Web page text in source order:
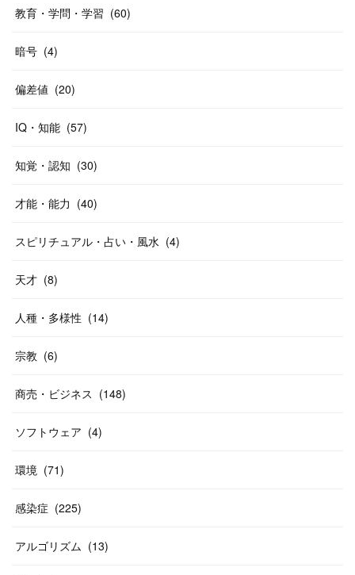
教育・学問・学習 (60)
暗号 (4)
偏差値 (20)
IQ・知能 (57)
知覚・認知 (30)
才能・能力 (40)
スピリチュアル・占い・風水 (4)
天才 (8)
人種・多様性 (14)
宗教 (6)
商売・ビジネス (148)
ソフトウェア (4)
環境 (71)
感染症 (225)
アルゴリズム (13)